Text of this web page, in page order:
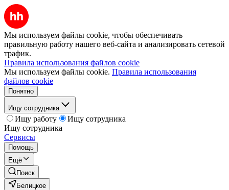
Мы используем файлы cookie, чтобы обеспечивать
правильную работу нашего веб-сайта и анализировать сетевой
трафик.
Правила использования файлов cookie
Мы используем файлы cookie. Правила использования
файлов cookie
Понятно
Ищу сотрудника
Ищу работу
Ищу сотрудника
Ищу сотрудника
Сервисы
Помощь
Ещё
Поиск
Белицкое